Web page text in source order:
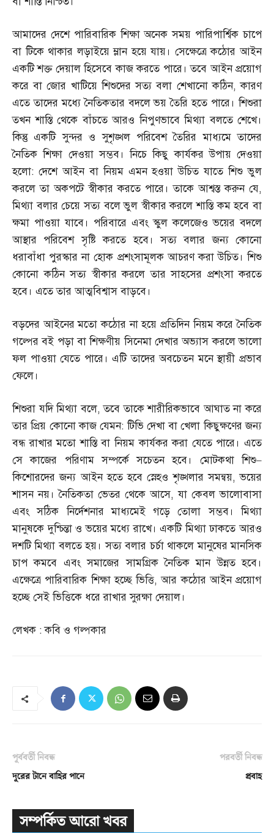
আমাদের দেশে পারিবারিক শিক্ষা অনেক সময় পারিপার্শ্বিক চাপে
বা টিকে থাকার লড়াইয়ে ম্লান হয়ে যায়। সেক্ষেত্রে কঠোর আইন
একটি শক্ত দেয়াল হিসেবে কাজ করতে পারে। তবে আইন প্রয়োগ
করে বা জোর খাটিয়ে শিশুদের সত্য বলা শেখানো কঠিন,কারণ
এতে তাদের মধ্যে নৈতিকতার বদলে ভয় তৈরি হতে পারে। শিশুরা
তখন শাস্তি থেকে বাঁচতে আরও নিপুণভাবে মিথ্যা বলতে শেখে।
কিন্তু একটি সুন্দর ও সুশৃঙ্খল পরিবেশ তৈরির মাধ্যমে তাদের
নৈতিক শিক্ষা দেওয়া সম্ভব। নিচে কিছু কার্যকর উপায় দেওয়া
হলো: দেশে আইন বা নিয়ম এমন হওয়া উচিত যাতে শিশু ভুল
করলে তা অকপটে স্বীকার করতে পারে। তাকে আশ্বস্ত করুন যে,
মিথ্যা বলার চেয়ে সত্য বলে ভুল স্বীকার করলে শাস্তি কম হবে বা
ক্ষমা পাওয়া যাবে। পরিবারে এবং স্কুল কলেজেও ভয়ের বদলে
আস্থার পরিবেশ সৃষ্টি করতে হবে। সত্য বলার জন্য কোনো
ধরাবাঁধা পুরস্কার না হোক প্রশংসামূলক আচরণ করা উচিত। শিশু
কোনো কঠিন সত্য স্বীকার করলে তার সাহসের প্রশংসা করতে
হবে। এতে তার আত্মবিশ্বাস বাড়বে।
বড়দের আইনের মতো কঠোর না হয়ে প্রতিদিন নিয়ম করে নৈতিক
গল্পের বই পড়া বা শিক্ষণীয় সিনেমা দেখার অভ্যাস করলে ভালো
ফল পাওয়া যেতে পারে। এটি তাদের অবচেতন মনে স্থায়ী প্রভাব
ফেলে।
শিশুরা যদি মিথ্যা বলে,তবে তাকে শারীরিকভাবে আঘাত না করে
তার প্রিয় কোনো কাজ যেমন:টিভি দেখা বা খেলা কিছুক্ষণের জন্য
বন্ধ রাখার মতো শাস্তি বা নিয়ম কার্যকর করা যেতে পারে। এতে
সে কাজের পরিণাম সম্পর্কে সচেতন হবে। মোটকথা শিশু–
কিশোরদের জন্য আইন হতে হবে স্নেহও শৃঙ্খলার সমন্বয়,ভয়ের
শাসন নয়। নৈতিকতা ভেতর থেকে আসে,যা কেবল ভালোবাসা
এবং সঠিক নির্দেশনার মাধ্যমেই গড়ে তোলা সম্ভব। মিথ্যা
মানুষকে দুশ্চিন্তা ও ভয়ের মধ্যে রাখে। একটি মিথ্যা ঢাকতে আরও
দশটি মিথ্যা বলতে হয়। সত্য বলার চর্চা থাকলে মানুষের মানসিক
চাপ কমবে এবং সমাজের সামগ্রিক নৈতিক মান উন্নত হবে।
এক্ষেত্রে পারিবারিক শিক্ষা হচ্ছে ভিত্তি,আর কঠোর আইন প্রয়োগ
হচ্ছে সেই ভিত্তিকে ধরে রাখার সুরক্ষা দেয়াল।
লেখক :কবি ও গল্পকার
পূর্ববর্তী নিবন্ধ
দূরের টানে বাহির পানে
পরবর্তী নিবন্ধ
প্রবাহ
সম্পর্কিত আরো খবর